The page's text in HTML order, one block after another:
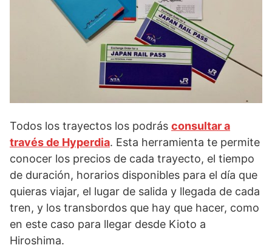
Todos los trayectos los podrás consultar a
través de Hyperdia. Esta herramienta te permite
conocer los precios de cada trayecto, el tiempo
de duración, horarios disponibles para el día que
quieras viajar, el lugar de salida y llegada de cada
tren, y los transbordos que hay que hacer, como
en este caso para llegar desde Kioto a
Hiroshima.